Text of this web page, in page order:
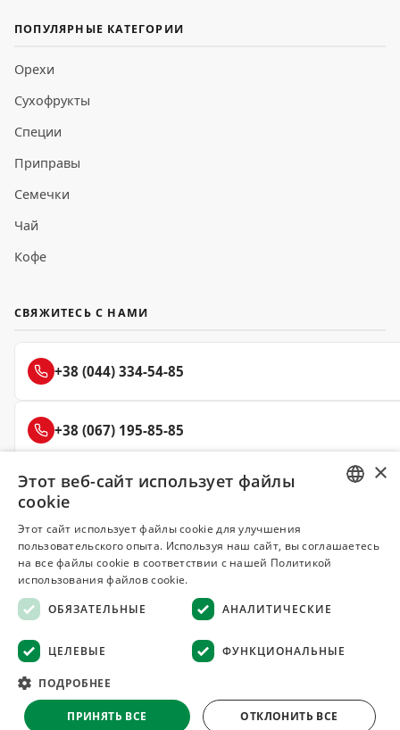
ПОПУЛЯРНЫЕ КАТЕГОРИИ
Орехи
Сухофрукты
Специи
Приправы
Семечки
Чай
Кофе
СВЯЖИТЕСЬ С НАМИ
+38 (044) 334-54-85
+38 (067) 195-85-85
+38 (050) 145-85-45
Делюкс
СПЕЦИИ И ПРЯНОСТИ
© 2008–2026 Магазин специй и пряностей Делюкс, Киев
Все материалы на сайте защищены авторским правом
Оферта · Возврат товара · Гарантия качества ·
Конфиденциальность
· Отказ от ответственности
UKRAINIAN
×
Этот веб-сайт использует файлы
cookie
Этот сайт использует файлы cookie для улучшения
пользовательского опыта. Используя наш сайт, вы соглашаетесь
на все файлы cookie в соответствии с нашей Политикой
использования файлов cookie.
ОБЯЗАТЕЛЬНЫЕ
АНАЛИТИЧЕСКИЕ
ЦЕЛЕВЫЕ ФУНКЦИОНАЛЬНЫЕ
ПОДРОБНЕЕ
ПРИНЯТЬ ВСЕ ОТКЛОНИТЬ ВСЕ